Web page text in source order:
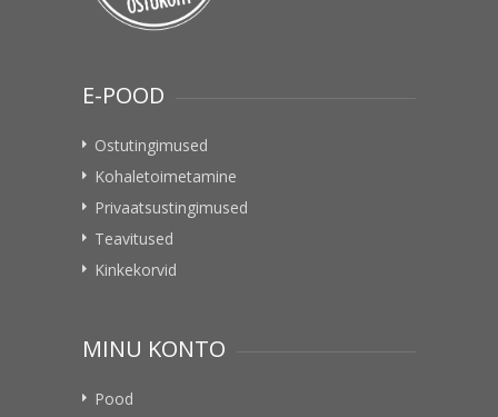
E-POOD
Ostutingimused
Kohaletoimetamine
Privaatsustingimused
Teavitused
Kinkekorvid
MINU KONTO
Pood